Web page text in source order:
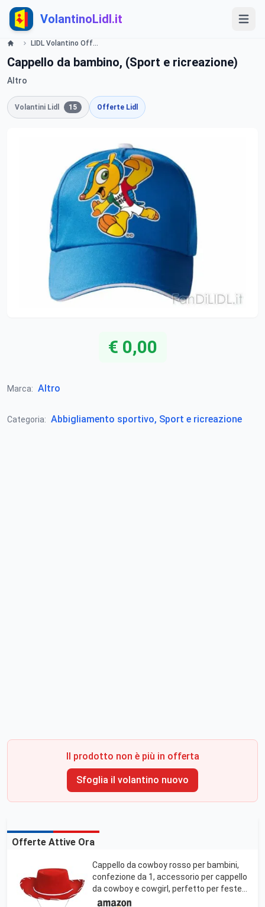
VolantinoLidl.it
LIDL Volantino Offerte e Promozioni - Calcio - Offerte valide dal 23 maggio 2016 Lidl
Cappello da bambino, (Sport e ricreazione)
Altro
Volantini Lidl 15 Offerte Lidl
€ 0,00
Marca: Altro
Categoria: Abbigliamento sportivo, Sport e ricreazione
Il prodotto non è più in offerta
Sfoglia il volantino nuovo
Offerte Attive Ora
Cappello da cowboy rosso per bambini,
confezione da 1, accessorio per cappello
da cowboy e cowgirl, perfetto per feste a
tema selvaggio West e western,